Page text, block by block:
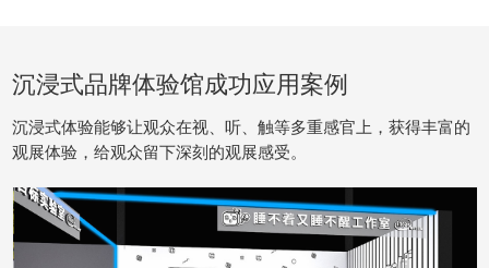
沉浸式品牌体验馆成功应用案例
沉浸式体验能够让观众在视、听、触等多重感官上，获得丰富的
观展体验，给观众留下深刻的观展感受。